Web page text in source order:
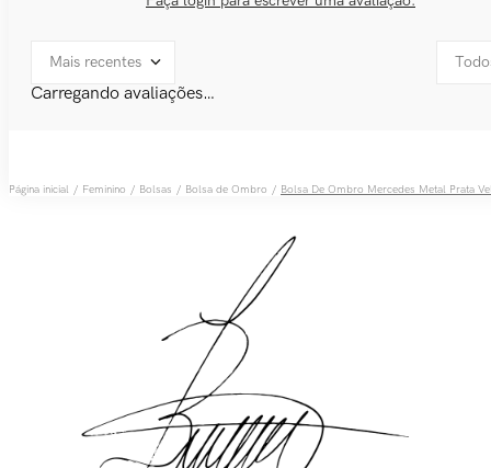
Mais recentes
Carregando avaliações…
Feminino Bolsas Bolsa de Ombro